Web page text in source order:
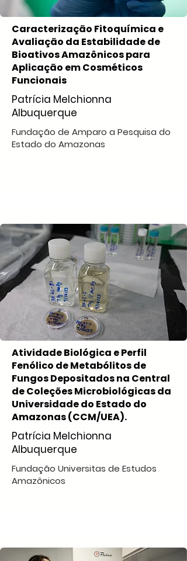
Caracterização Fitoquímica e
Avaliação da Estabilidade de
Bioativos Amazônicos para
Aplicação em Cosméticos
Funcionais
Patrícia Melchionna
Albuquerque
Fundação de Amparo a Pesquisa do
Estado do Amazonas
Atividade Biológica e Perfil
Fenólico de Metabólitos de
Fungos Depositados na Central
de Coleções Microbiológicas da
Universidade do Estado do
Amazonas (CCM/UEA).
Patrícia Melchionna
Albuquerque
Fundação Universitas de Estudos
Amazônicos